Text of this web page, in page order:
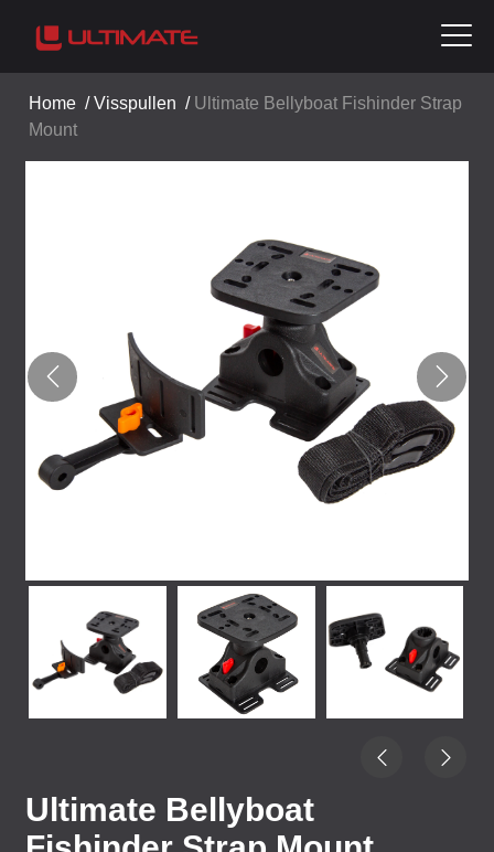
Home /Visspullen / Ultimate Bellyboat Fishinder Strap
Mount
Ultimate Bellyboat